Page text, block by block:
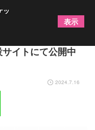
と収録曲が公開 オ
イトにて公開中
2024.7.16
ッ
表示